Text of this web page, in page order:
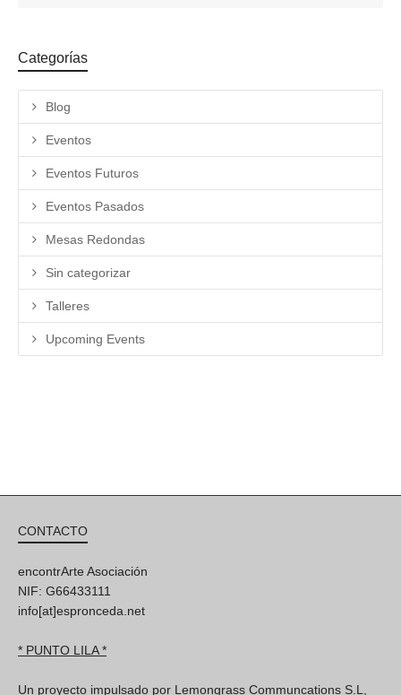
Categorías
Blog
Eventos
Eventos Futuros
Eventos Pasados
Mesas Redondas
Sin categorizar
Talleres
Upcoming Events
CONTACTO
encontrArte Asociación
NIF: G66433111
info[at]espronceda.net
* PUNTO LILA *
Un proyecto impulsado por Lemongrass Communcations S.L,